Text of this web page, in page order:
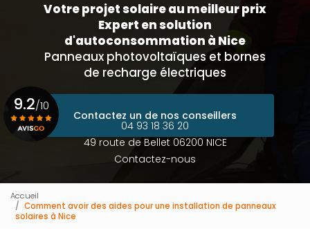
Votre projet solaire au meilleur prix
Expert en solution
d'autoconsommation à Nice
Panneaux photovoltaïques et bornes
de recharge électriques
Contactez un de nos conseillers
04 93 18 36 20
49 route de Bellet 06200 NICE
Contactez-nous
9.2/10
Accueil
Comment avoir des aides pour une installation de panneaux
solaires à Nice